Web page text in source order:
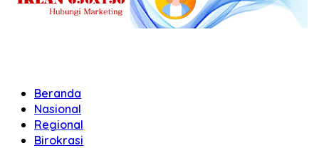
Beranda
Nasional
Regional
Birokrasi